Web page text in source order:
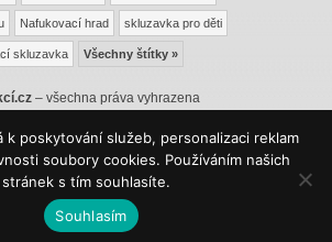
Nafukovací hrad skluzavka pro děti
skluzavka Všechny štítky »
– všechna práva vyhrazena
webu jsou chráněny službou Recaptcha –
podmínky
k poskytování služeb, personalizaci reklam
soubory cookies. Používáním našich
stránek s tím souhlasíte.
Souhlasím